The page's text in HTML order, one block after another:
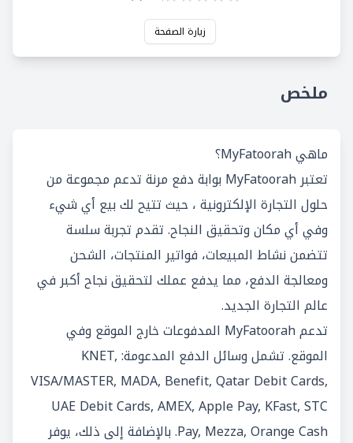
زيارة الصفحة
ملخص
ماهي MyFatoorah؟
تعتبر MyFatoorah بوابة دفع مرنة تدعم مجموعة من
حلول التجارة الإلكترونية ، حيث تتيح لك بيع أي شيء
وفي أي مكان وتحقيق النجاح. تقدم تجربة سلسة
تتضمن نشاط المبيعات، فواتير المنتجات، الشحن
ومعالجة الدفع، مما يدفع عملك لتحقيق نجاح أكبر في
عالم التجارة الجديد.
تدعم MyFatoorah المدفوعات خارج الموقع وفي
الموقع. تشمل وسائل الدفع المدعومة: KNET,
VISA/MASTER, MADA, Benefit, Qatar Debit Cards,
UAE Debit Cards, AMEX, Apple Pay, KFast, STC
Pay, Mezza, Orange Cash. بالإضافة إلى ذلك، يوفر